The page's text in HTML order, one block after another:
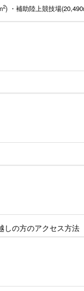
2) ・補助陸上競技場
しの方のアクセス方法